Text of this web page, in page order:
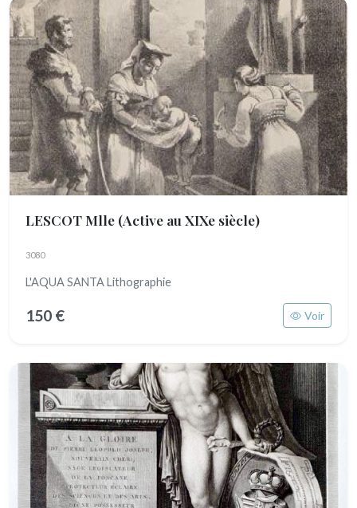
LESCOT Mlle (Active au XIXe siècle)
3080
L'AQUA SANTA Lithographie
150 € Voir